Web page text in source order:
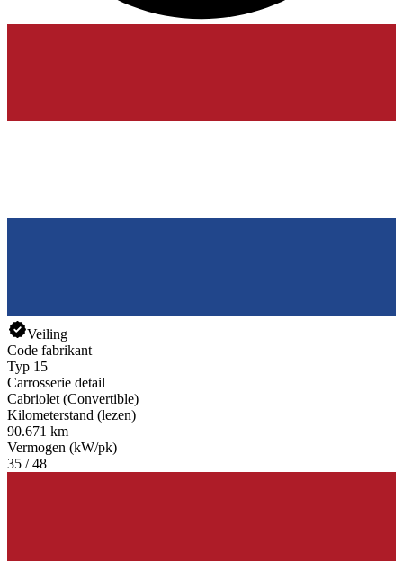
Veiling
Code fabrikant
Typ 15
Carrosserie detail
Cabriolet (Convertible)
Kilometerstand (lezen)
90.671 km
Vermogen (kW/pk)
35 / 48